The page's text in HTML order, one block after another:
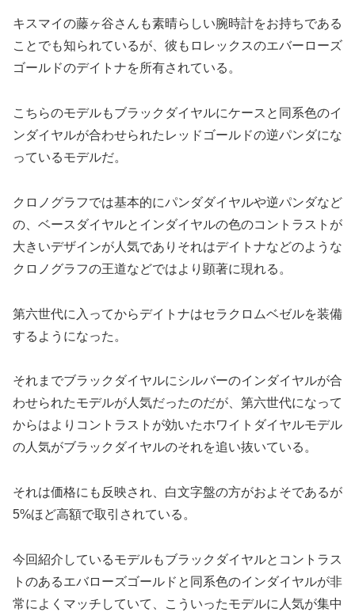
キスマイの藤ヶ谷さんも素晴らしい腕時計をお持ちである
ことでも知られているが、彼もロレックスのエバーローズ
ゴールドのデイトナを所有されている。
こちらのモデルもブラックダイヤルにケースと同系色のイ
ンダイヤルが合わせられたレッドゴールドの逆パンダにな
っているモデルだ。
クロノグラフでは基本的にパンダダイヤルや逆パンダなど
の、ベースダイヤルとインダイヤルの色のコントラストが
大きいデザインが人気でありそれはデイトナなどのような
クロノグラフの王道などではより顕著に現れる。
第六世代に入ってからデイトナはセラクロムベゼルを装備
するようになった。
それまでブラックダイヤルにシルバーのインダイヤルが合
わせられたモデルが人気だったのだが、第六世代になって
からはよりコントラストが効いたホワイトダイヤルモデル
の人気がブラックダイヤルのそれを追い抜いている。
それは価格にも反映され、白文字盤の方がおよそであるが
5%ほど高額で取引されている。
今回紹介しているモデルもブラックダイヤルとコントラス
トのあるエバローズゴールドと同系色のインダイヤルが非
常によくマッチしていて、こういったモデルに人気が集中